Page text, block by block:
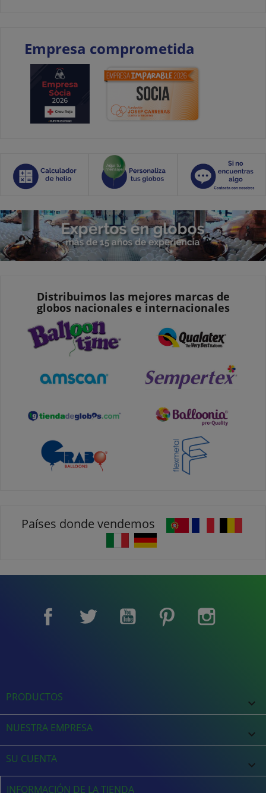
Empresa comprometida
Distribuimos las mejores marcas de
globos nacionales e internacionales
Países donde vendemos
Facebook Twitter YouTube Pinterest
PRODUCTOS 
NUESTRA EMPRESA 
SU CUENTA 
INFORMACIÓN DE LA TIENDA